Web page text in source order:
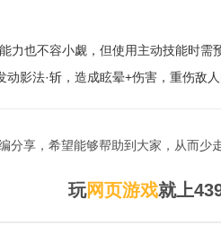
力也不容小觑，但使用主动技能时
影法·斩，造成眩晕+伤害，重伤敌
分享，希望能够帮助到大家，从而少
玩网页游戏就上